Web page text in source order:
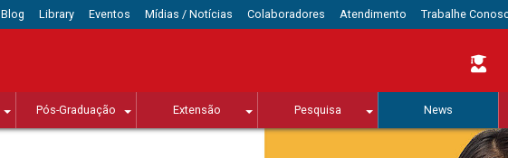
Blog Library Eventos Mídias / Notícias Colaboradores Atendimento Trabalhe
Pós-Graduação Extensão Pesquisa News